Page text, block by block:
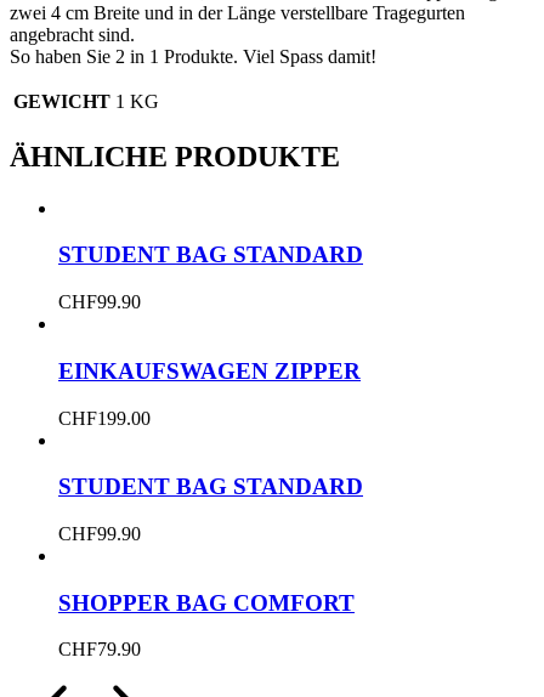
zwei 4 cm Breite und in der Länge verstellbare Tragegurten
angebracht sind.
So haben Sie 2 in 1 Produkte. Viel Spass damit!
GEWICHT 1 KG
ÄHNLICHE PRODUKTE
STUDENT BAG STANDARD
CHF99.90
EINKAUFSWAGEN ZIPPER
CHF199.00
STUDENT BAG STANDARD
CHF99.90
SHOPPER BAG COMFORT
CHF79.90